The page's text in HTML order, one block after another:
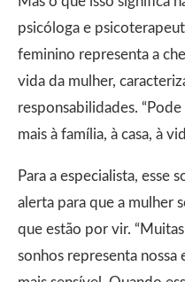
psicóloga e
feminino representa a
vida da mulher,
responsabilidades.
mais à família, à casa, à
Para a especialista, esse
alerta para que a mulher
que estão por vir.
sonhos representa nossa